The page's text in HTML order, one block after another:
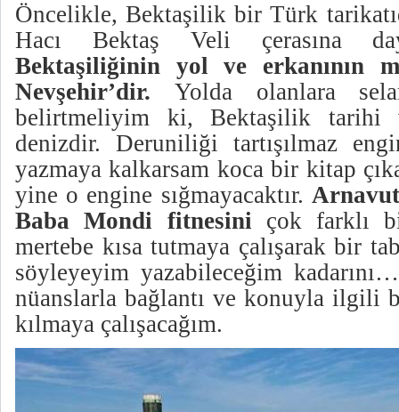
Öncelikle, Bektaşilik bir Türk
Hacı Bektaş Veli çerasına
Bektaşiliğinin yol ve erkanının
Nevşehir’dir. Yolda olanlara
belirtmeliyim ki, Bektaşilik tarihi
denizdir. Deruniliği tartışılmaz
yazmaya kalkarsam koca bir kitap
yine o engine sığmayacaktır.
Baba Mondi fitnesini çok farklı
mertebe kısa tutmaya çalışarak bir
söyleyeyim yazabileceğim
nüanslarla bağlantı ve konuyla ilgili
kılmaya çalışacağım.